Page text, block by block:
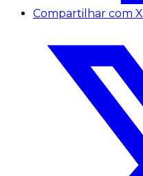
Compartilhar com X